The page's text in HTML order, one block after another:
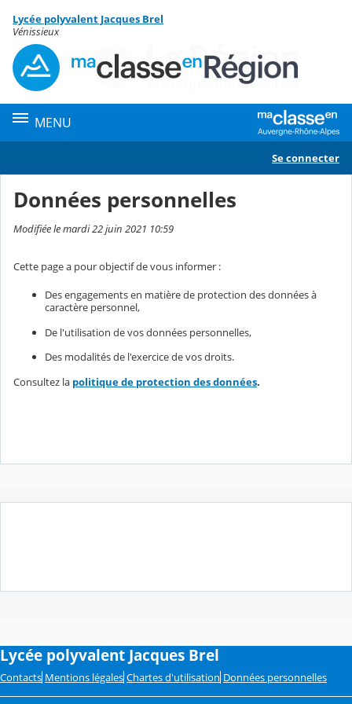
Contenu
Lycée polyvalent Jacques Brel
Vénissieux
MENU
Se connecter
Données personnelles
Modifiée le mardi 22 juin 2021 10:59
Cette page a pour objectif de vous informer :
Des engagements en matière de protection des données à
caractère personnel,
De l'utilisation de vos données personnelles,
Des modalités de l'exercice de vos droits.
Consultez la politique de protection des données.
Lycée polyvalent Jacques Brel
Contacts Mentions légales Chartes d'utilisation Données personnelles